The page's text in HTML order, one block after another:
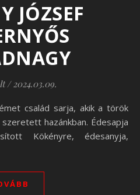
JÓZSEF
/ 2024.03.09.
hazánkban. Édesapja
Kökényre, édesanyja,